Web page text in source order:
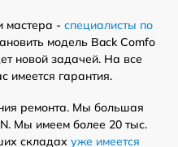
мастера - специалисты по
модель Back Comfo
новой задачей. На все
имеется гарантия.
ремонта. Мы большая
Мы имеем более 20 тыс.
складах уже имеется